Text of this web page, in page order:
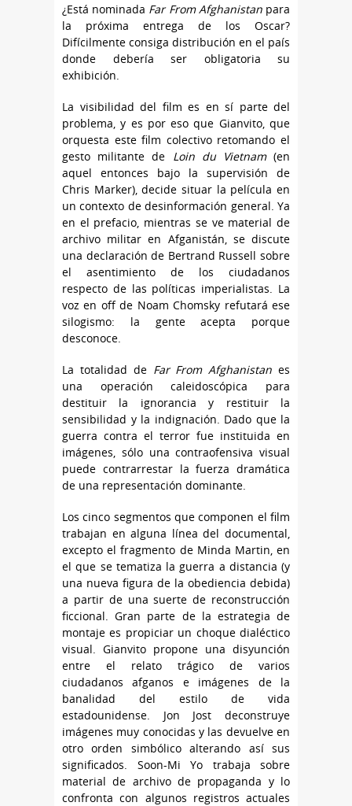
¿Está nominada Far From Afghanistanpara
la próxima entrega de los Oscar?
Difícilmente consiga distribución en el país
donde debería ser obligatoria su
exhibición.
La visibilidad del film es en sí parte del
problema, y es por eso que Gianvito, que
orquesta este film colectivo retomando el
gesto militante de Loin du Vietnam(en
aquel entonces bajo la supervisión de
Chris Marker), decide situar la película en
un contexto de desinformación general. Ya
en el prefacio, mientras se ve material de
archivo militar en Afganistán, se discute
una declaración de Bertrand Russell sobre
el asentimiento de los ciudadanos
respecto de las políticas imperialistas. La
voz en off de Noam Chomsky refutará ese
silogismo: la gente acepta porque
desconoce.
La totalidad deFar From Afghanistan es
una operación caleidoscópica para
destituir la ignorancia y restituir la
sensibilidad y la indignación. Dado que la
guerra contra el terror fue instituida en
imágenes, sólo una contraofensiva visual
puede contrarrestar la fuerza dramática
de una representación dominante.
Los cinco segmentos que componen el film
trabajan en alguna línea del documental,
excepto el fragmento de Minda Martin, en
el que se tematiza la guerra a distancia (y
una nueva figura de la obediencia debida)
a partir de una suerte de reconstrucción
ficcional. Gran parte de la estrategia de
montaje es propiciar un choque dialéctico
visual. Gianvito propone una disyunción
entre el relato trágico de varios
ciudadanos afganos e imágenes de la
banalidad del estilo de vida
estadounidense. Jon Jost deconstruye
imágenes muy conocidas y las devuelve en
otro orden simbólico alterando así sus
significados. Soon-Mi Yo trabaja sobre
material de archivo de propaganda y lo
confronta con algunos registros actuales